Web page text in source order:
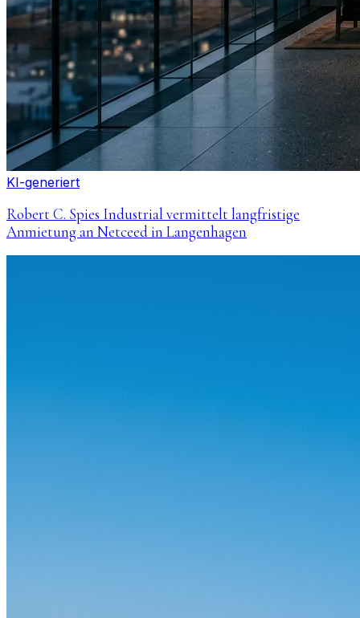
KI-generiert
Robert C. Spies Industrial vermittelt langfristige
Anmietung an Netceed in Langenhagen